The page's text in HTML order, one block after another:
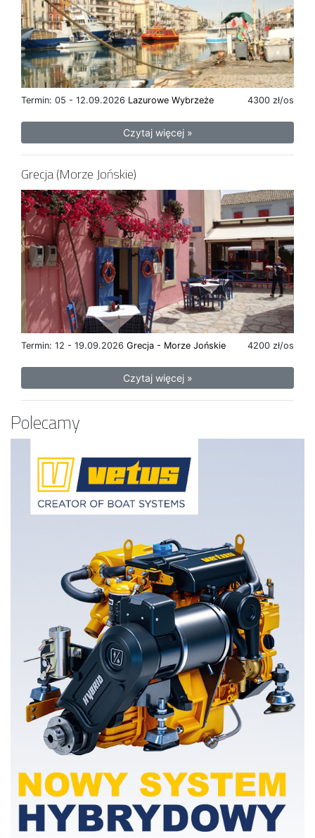
Termin: 05 - 12.09.2026 4300 zł/os
Lazurowe Wybrzeże
Czytaj więcej »
Grecja (Morze Jońskie)
Termin: 12 - 19.09.2026 4200 zł/os
Grecja - Morze Jońskie
Czytaj więcej »
Polecamy